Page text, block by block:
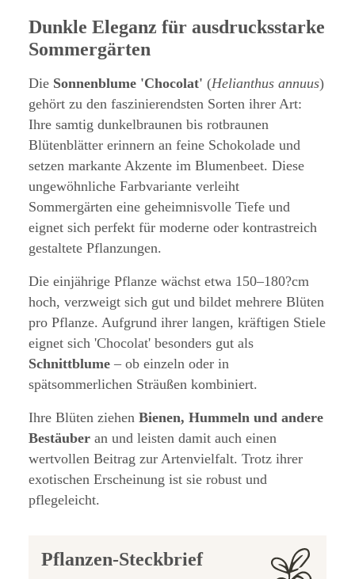
Dunkle Eleganz für ausdrucksstarke
Sommergärten
Die Sonnenblume 'Chocolat' (Helianthus annuus)
gehört zu den faszinierendsten Sorten ihrer Art:
Ihre samtig dunkelbraunen bis rotbraunen
Blütenblätter erinnern an feine Schokolade und
setzen markante Akzente im Blumenbeet. Diese
ungewöhnliche Farbvariante verleiht
Sommergärten eine geheimnisvolle Tiefe und
eignet sich perfekt für moderne oder kontrastreich
gestaltete Pflanzungen.
Die einjährige Pflanze wächst etwa 150–180?cm
hoch, verzweigt sich gut und bildet mehrere Blüten
pro Pflanze. Aufgrund ihrer langen, kräftigen Stiele
eignet sich 'Chocolat' besonders gut als
Schnittblume – ob einzeln oder in
spätsommerlichen Sträußen kombiniert.
Ihre Blüten ziehen Bienen, Hummeln und andere
Bestäuber an und leisten damit auch einen
wertvollen Beitrag zur Artenvielfalt. Trotz ihrer
exotischen Erscheinung ist sie robust und
pflegeleicht.
Pflanzen-Steckbrief